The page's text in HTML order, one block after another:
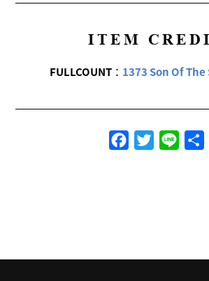
ITEM
FULLCOUNT： 1373 Son Of
FacebookTwitterLine